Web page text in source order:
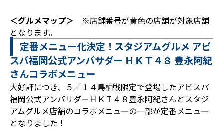
＜グルメマップ＞ ※店舗番号が黄色の店舗が対象店舗
となります。
定番メニュー化決定！スタジアムグルメ アビ
スパ福岡公式アンバサダー ＨＫＴ４８ 豊永阿紀
さんコラボメニュー
大好評につき、５／１４鳥栖戦限定で登場したアビスパ
福岡公式アンバサダーＨＫＴ４８豊永阿紀さんとスタジ
アムグルメ店舗のコラボメニューの一部が定番メニュー
となりました！